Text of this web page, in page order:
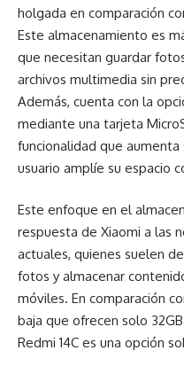
holgada en comparación
Este almacenamiento es
que necesitan guardar
archivos multimedia sin
Además, cuenta con la
mediante una tarjeta
funcionalidad que
usuario amplíe su espacio
Este enfoque en el
respuesta de Xiaomi a las
actuales, quienes suelen
fotos y almacenar
móviles. En comparación
baja que ofrecen solo
Redmi 14C es una opción